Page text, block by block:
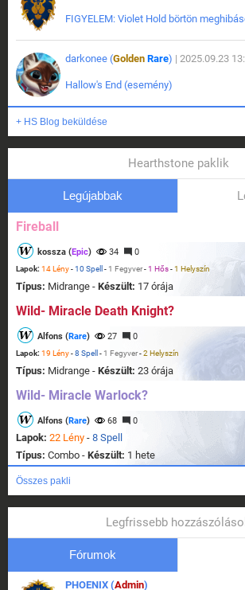
FIGYELEM: Violet Hold börtön
darkonee (Golden Rare) | 2025.09.23
Hallow's End (esemény)
+ HS Blog beküldése
Hearthstone paklik
Legújabbak
Fireball
kossza (Epic) 34 0
Lapok: 14 Lény-10 Spell - 1 Fegyver-1 Hős-1 Helyszín
Típus: Midrange - Készült: 17 órája
Wild- Miracle Death Knight?
Alfons (Rare) 27 0
Lapok: 19 Lény-8 Spell - 1 Fegyver-2 Helyszín
Típus: Midrange - Készült: 23 órája
Wild- Miracle Warlock?
Alfons (Rare) 68 0
Lapok: 22 Lény - 8 Spell
Típus: Combo - Készült: 1 hete
Összes pakli
Legfrissebb
Fórumok
PHOENIX (Admin)